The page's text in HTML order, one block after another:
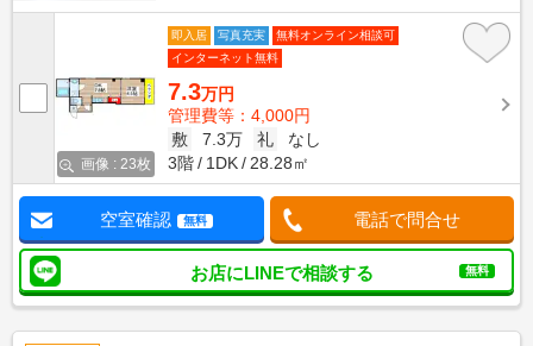
画像 : 23枚
即入居 写真充実
無料オンライン相談可
インターネット無料
7.3万円
管理費等：4,000円
敷
7.3万 礼
なし
3階
1DK 28.28㎡
空室確認 無料 電話で問合せ
お店にLINEで相談する 無料